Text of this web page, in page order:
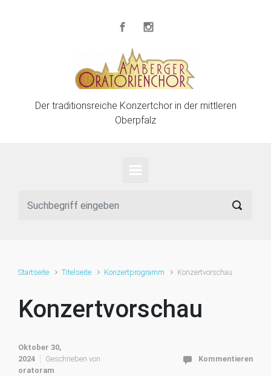
Der traditionsreiche Konzertchor in der mittleren
Oberpfalz
Startseite Titelseite Konzertprogramm Konzertvorschau
Konzertvorschau
Oktober 30,
2024
Geschrieben von
oratoram
Kommentieren